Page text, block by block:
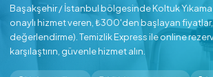
Başakşehir / İstanbul
Başakşehir / İstanbul bölgesinde Koltuk
onaylı hizmet veren, ₺300'den
değerlendirme). Temizlik Express ile